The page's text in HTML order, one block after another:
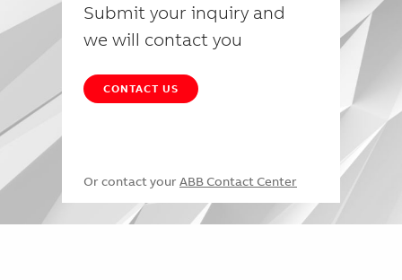
Submit your inquiry and
we will contact you
CONTACT US
Or contact your ABB Contact Center